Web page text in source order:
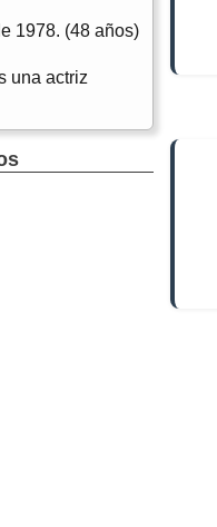
1978. (48 años)
una actriz